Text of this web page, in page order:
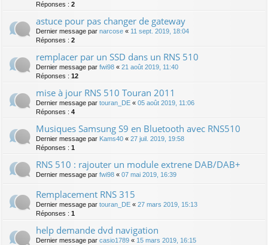
Réponses : 2
astuce pour pas changer de gateway
Dernier message par narcose « 11 sept. 2019, 18:04
Réponses : 2
remplacer par un SSD dans un RNS 510
Dernier message par fwi98 « 21 août 2019, 11:40
Réponses : 12
mise à jour RNS 510 Touran 2011
Dernier message par touran_DE « 05 août 2019, 11:06
Réponses : 4
Musiques Samsung S9 en Bluetooth avec RNS510
Dernier message par Kams40 « 27 juil. 2019, 19:58
Réponses : 1
RNS 510 : rajouter un module extrene DAB/DAB+
Dernier message par fwi98 « 07 mai 2019, 16:39
Remplacement RNS 315
Dernier message par touran_DE « 27 mars 2019, 15:13
Réponses : 1
help demande dvd navigation
Dernier message par casio1789 « 15 mars 2019, 16:15